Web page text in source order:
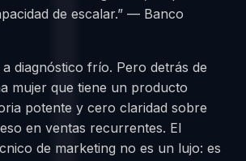
de escalar.” — Banco
diagnóstico frío. Pero detrás de
mujer que tiene un producto
potente y cero claridad sobre
en ventas recurrentes. El
de marketing no es un lujo: es